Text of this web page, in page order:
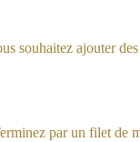
souhaitez ajouter
par un filet de